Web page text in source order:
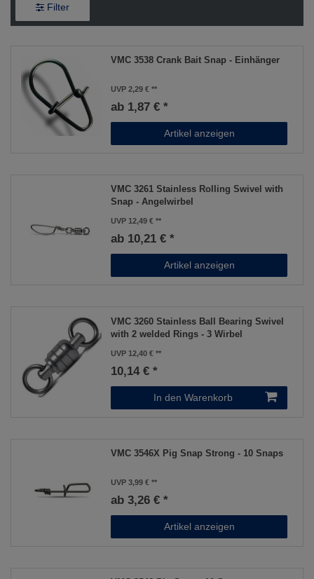
Filter
VMC 3538 Crank Bait Snap - Einhänger
UVP 2,29 €
ab 1,87 € *
Artikel anzeigen
VMC 3261 Stainless Rolling Swivel with
Snap - Angelwirbel
UVP 12,49 €
ab 10,21 € *
Artikel anzeigen
VMC 3260 Stainless Ball Bearing Swivel
with 2 welded Rings - 3 Wirbel
UVP 12,40 €
10,14 € *
In den Warenkorb
VMC 3546X Pig Snap Strong - 10 Snaps
UVP 3,99 €
ab 3,26 € *
Artikel anzeigen